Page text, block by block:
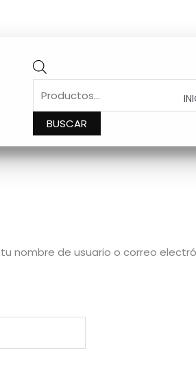
PRODUCTS
BUSCAR
nombre de usuario o correo